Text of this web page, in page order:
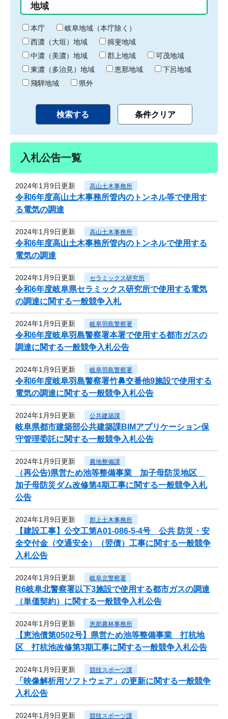
り
終
わ
り
地域
本庁
岐阜地域（本庁除く）
西濃（大垣）地域
揖斐地域
中濃（美濃）地域
郡上地域
可茂地域
東濃（多治見）地域
恵那地域
下呂地域
飛騨地域
県外
入札公告一覧
2024年1月9日更新 高山土木事務所
令和6年度高山土木事務所管内のトンネル等で使用す
る電気の調達
2024年1月9日更新 高山土木事務所
令和6年度高山土木事務所管内のトンネルで使用する
電気の調達
2024年1月9日更新 セラミックス研究所
令和6年度岐阜県セラミックス研究所で使用する電気
の調達に関する一般競争入札
2024年1月9日更新 岐阜羽島警察署
令和6年度岐阜羽島警察署本署で使用する都市ガスの
調達に関する一般競争入札公告
2024年1月9日更新 岐阜羽島警察署
令和6年度岐阜羽島警察署竹鼻交番他9施設で使用する
電気の調達に関する一般競争入札公告
2024年1月9日更新 公共建築課
岐阜県都市建築部公共建築課BIMアプリケーション保
守管理委託に関する一般競争入札公告
2024年1月9日更新 農地整備課
（再公告)県営ため池等整備事業 加子母防災地区
加子母防災ダム改修第4期工事に関する一般競争入札
公告
2024年1月9日更新 郡上土木事務所
【建設工事】公交工第A01-086-5-4号 公共 防災・安
全交付金（交通安全）（翌債）工事に関する一般競争
入札公告
2024年1月9日更新 岐阜北警察署
R6岐阜北警察署以下3施設で使用する都市ガスの調達
（単価契約）に関する一般競争入札公告
2024年1月9日更新 恵那農林事務所
【恵池債第0502号】県営ため池等整備事業 打杭地
区 打杭池改修第3期工事に関する一般競争入札公告
2024年1月9日更新 競技スポーツ課
「映像解析用ソフトウェア」の更新に関する一般競争
入札公告
2024年1月9日更新 競技スポーツ課